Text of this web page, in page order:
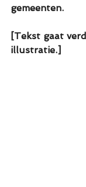
gemeenten.
[Tekst gaat
illustratie.]